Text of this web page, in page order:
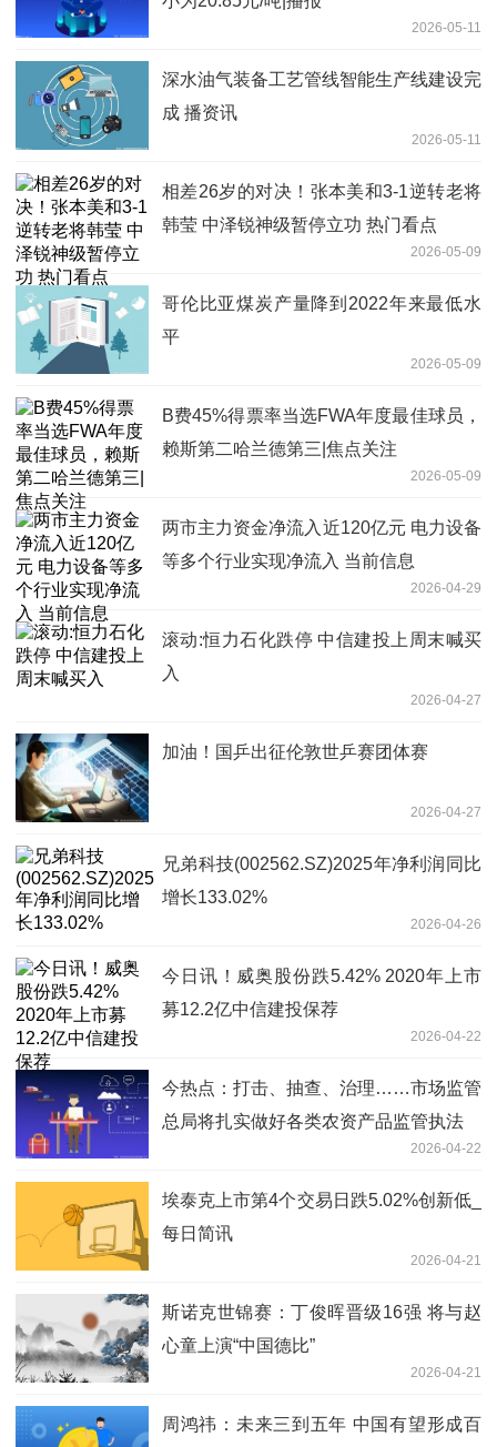
2026-05-11
深水油气装备工艺管线智能生产线建设完
成 播资讯
2026-05-11
相差26岁的对决！张本美和3-1逆转老将
韩莹 中泽锐神级暂停立功 热门看点
2026-05-09
哥伦比亚煤炭产量降到2022年来最低水
平
2026-05-09
B费45%得票率当选FWA年度最佳球员，
赖斯第二哈兰德第三|焦点关注
2026-05-09
两市主力资金净流入近120亿元 电力设备
等多个行业实现净流入 当前信息
2026-04-29
滚动:恒力石化跌停 中信建投上周末喊买
入
2026-04-27
加油！国乒出征伦敦世乒赛团体赛
2026-04-27
兄弟科技(002562.SZ)2025年净利润同比
增长133.02%
2026-04-26
今日讯！威奥股份跌5.42% 2020年上市
募12.2亿中信建投保荐
2026-04-22
今热点：打击、抽查、治理……市场监管
总局将扎实做好各类农资产品监管执法
2026-04-22
埃泰克上市第4个交易日跌5.02%创新低_
每日简讯
2026-04-21
斯诺克世锦赛：丁俊晖晋级16强 将与赵
心童上演“中国德比”
2026-04-21
周鸿祎：未来三到五年 中国有望形成百